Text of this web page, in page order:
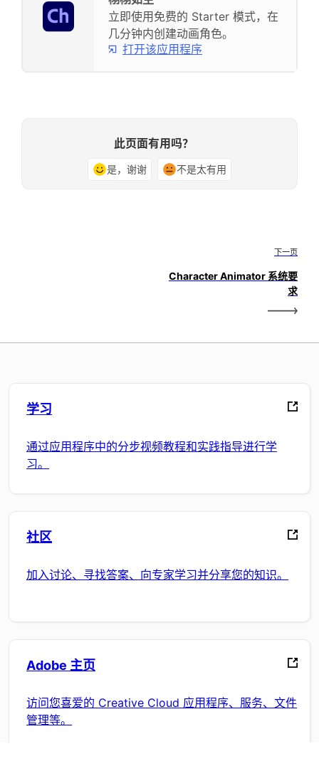
立即使用免费的 Starter 模式，在
几分钟内创建动画角色。
打开该应用程序
此页面有用吗？
是，谢谢 不是太有用
下一页
Character Animator 系统要
求
学习
通过应用程序中的分步视频教程和实践指导进行学
习。
社区
加入讨论、寻找答案、向专家学习并分享您的知识。
Adobe 主页
访问您喜爱的 Creative Cloud 应用程序、服务、文件
管理等。